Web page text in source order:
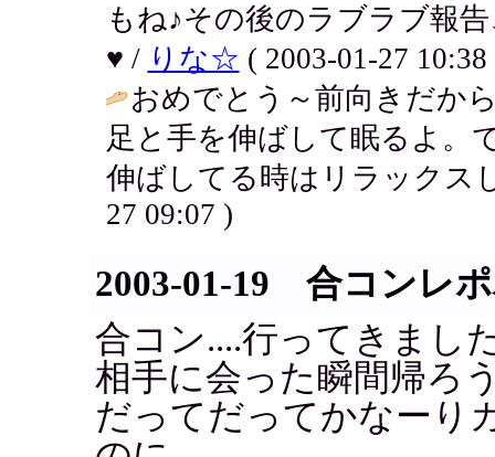
もね♪その後のラブラブ報
♥ / りな☆ ( 2003-01-27 10:38
おめでとう～前向きだか
足と手を伸ばして眠るよ。
伸ばしてる時はリラックス
27 09:07 )
2003-01-19 合コンレ
合コン....行ってきまし
相手に会った瞬間帰ろ
だってだってかなーり